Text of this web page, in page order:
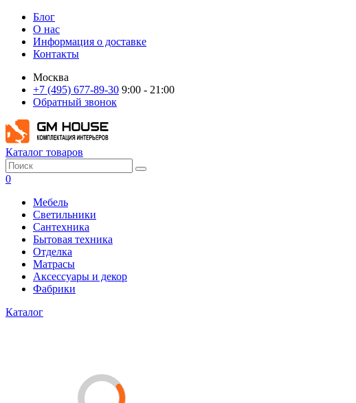
Блог
О нас
Информация о доставке
Контакты
Москва
+7 (495) 677-89-30 9:00 - 21:00
Обратный звонок
Каталог товаров
0
Мебель
Светильники
Сантехника
Бытовая техника
Отделка
Матрасы
Аксессуары и декор
Фабрики
Каталог